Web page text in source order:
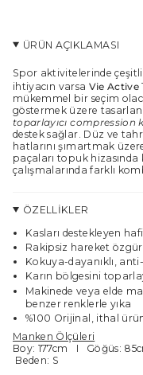
quantity
}}",
{{
quantity
}}",
"multiples_of"=>"
{{
katları"}
ÜRÜN AÇIKLAMASI
Spor aktivitelerinde
ihtiyacın varsa Vie Active
mükemmel bir seçim
göstermek üzere
toparlayıcı compression
destek sağlar. Düz ve
hatlarını şımartmak
paçaları topuk
çalışmalarında farklı
ÖZELLİKLER
Kasları destekleyen
Rakipsiz hareket
Kokuya-dayanıklı,
Karın bölgesini
Makinede veya elde
benzer renklerle yıka
%100 Orijinal, ithal
Manken Ölçüleri
Boy: 177cm I Göğüs:
Beden: S